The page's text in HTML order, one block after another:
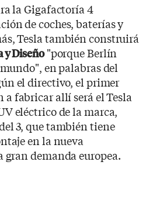
la Gigafactoría 4
de coches, baterías y
Tesla también construirá
y Diseño"porque Berlín
en palabras del
el directivo, el primer
a fabricar allí será el Tesla
eléctrico de la marca,
3, que también tiene
en la nueva
demanda europea.